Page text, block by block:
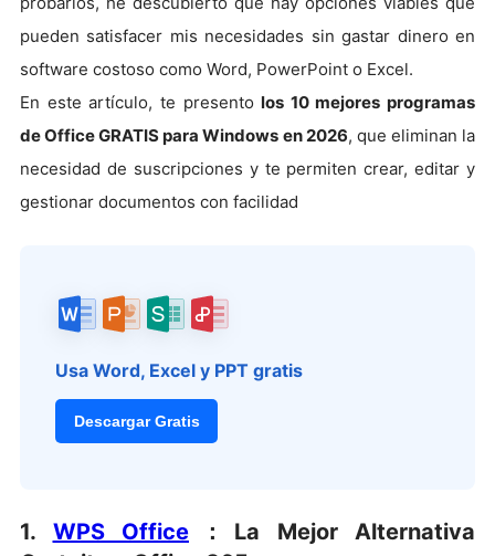
pueden satisfacer mis necesidades sin gastar dinero en
software costoso como Word, PowerPoint o Excel.
En este artículo, te presentolos 10 mejores programas
de Office GRATIS para Windows en 2026, que eliminan la
necesidad de suscripciones y te permiten crear, editar y
gestionar documentos con facilidad
Usa Word, Excel y PPT gratis
Descargar Gratis
1. WPS Office ：La Mejor Alternativa